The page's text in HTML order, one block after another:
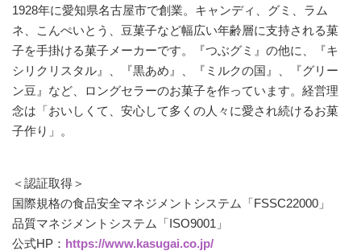
1928年に愛知県名古屋市で創業。キャンディ、グミ、ラム
ネ、こんぺいとう、豆菓子など幅広い年齢層に支持される菓
子を手掛ける菓子メーカーです。『つぶグミ』の他に、『キ
シリクリスタル』、『黒あめ』、『ミルクの国』、『グリー
ン豆』など、ロングセラーのお菓子を作っています。経営理
念は「おいしくて、安心して多くの人々に愛され続けるお菓
子作り」。
＜認証取得＞
国際規格の食品安全マネジメントシステム「FSSC22000」
品質マネジメントシステム「ISO9001」
公式HP： https://www.kasugai.co.jp/